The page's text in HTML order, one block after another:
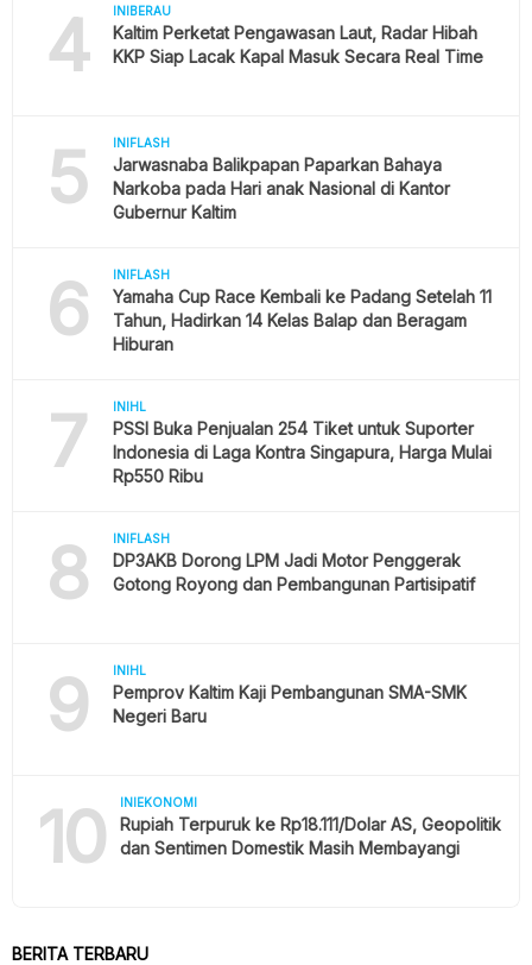
4 INIBERAU
Kaltim Perketat Pengawasan Laut, Radar Hibah
KKP Siap Lacak Kapal Masuk Secara Real Time
5 INIFLASH
Jarwasnaba Balikpapan Paparkan Bahaya
Narkoba pada Hari anak Nasional di Kantor
Gubernur Kaltim
6 INIFLASH
Yamaha Cup Race Kembali ke Padang Setelah 11
Tahun, Hadirkan 14 Kelas Balap dan Beragam
Hiburan
7 INIHL
PSSI Buka Penjualan 254 Tiket untuk Suporter
Indonesia di Laga Kontra Singapura, Harga Mulai
Rp550 Ribu
8 INIFLASH
DP3AKB Dorong LPM Jadi Motor Penggerak
Gotong Royong dan Pembangunan Partisipatif
9 INIHL
Pemprov Kaltim Kaji Pembangunan SMA-SMK
Negeri Baru
10 INIEKONOMI
Rupiah Terpuruk ke Rp18.111/Dolar AS, Geopolitik
dan Sentimen Domestik Masih Membayangi
BERITA TERBARU